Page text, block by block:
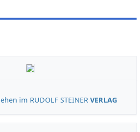
im RUDOLF STEINERVERLAG